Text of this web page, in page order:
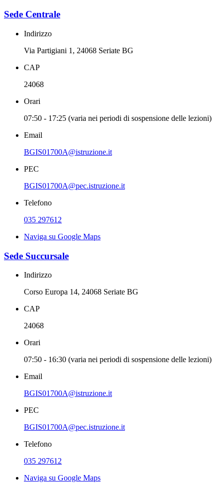
Sede Centrale
Indirizzo
Via Partigiani 1, 24068 Seriate BG
CAP
24068
Orari
07:50 - 17:25 (varia nei periodi di sospensione delle lezioni)
Email
BGIS01700A@istruzione.it
PEC
BGIS01700A@pec.istruzione.it
Telefono
035 297612
Naviga su Google Maps
Sede Succursale
Indirizzo
Corso Europa 14, 24068 Seriate BG
CAP
24068
Orari
07:50 - 16:30 (varia nei periodi di sospensione delle lezioni)
Email
BGIS01700A@istruzione.it
PEC
BGIS01700A@pec.istruzione.it
Telefono
035 297612
Naviga su Google Maps